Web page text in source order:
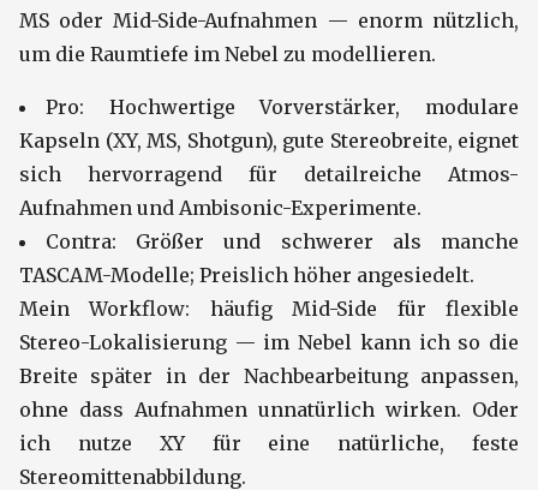
MS oder Mid-Side-Aufnahmen — enorm nützlich,
um die Raumtiefe im Nebel zu modellieren.
Pro: Hochwertige Vorverstärker, modulare
Kapseln (XY, MS, Shotgun), gute Stereobreite, eignet
sich hervorragend für detailreiche Atmos-
Aufnahmen und Ambisonic-Experimente.
Contra: Größer und schwerer als manche
TASCAM-Modelle; Preislich höher angesiedelt.
Mein Workflow: häufig Mid-Side für flexible
Stereo-Lokalisierung — im Nebel kann ich so die
Breite später in der Nachbearbeitung anpassen,
ohne dass Aufnahmen unnatürlich wirken. Oder
ich nutze XY für eine natürliche, feste
Stereomittenabbildung.